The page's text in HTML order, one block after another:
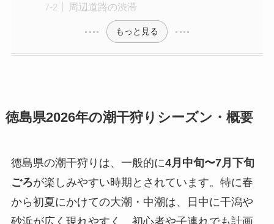
周辺道路の渋滞
もっと見る
徳島県2026年の潮干狩りシーズン・概要
徳島県の潮干狩りは、一般的に4月中旬〜7月下旬
ごろが楽しみやすい時期とされています。特に春
から初夏にかけての大潮・中潮は、日中に干潟や